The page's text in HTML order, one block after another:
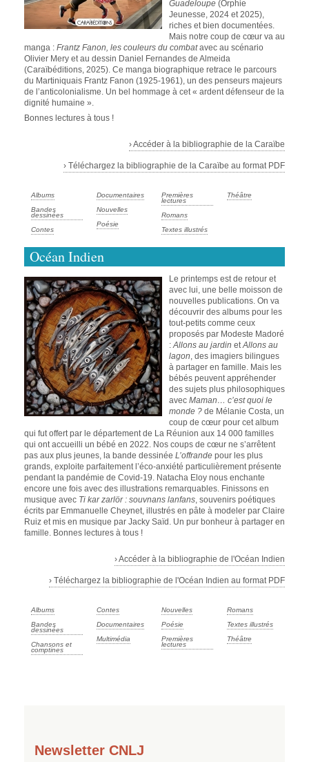
Guadeloupe (Orphie
Jeunesse, 2024 et 2025),
riches et bien documentées.
Mais notre coup de cœur va au
manga : Frantz Fanon, les couleurs du combatavec au scénario
Olivier Mery et au dessin Daniel Fernandes de Almeida
(Caraïbéditions, 2025). Ce manga biographique retrace le parcours
du Martiniquais Frantz Fanon (1925-1961), un des penseurs majeurs
de l’anticolonialisme. Un bel hommage à cet « ardent défenseur de la
dignité humaine ».
Bonnes lectures à tous !
› Accéder à la bibliographie de la Caraïbe
› Téléchargez la bibliographie de la Caraïbe au format PDF
Albums
Bandes
dessinées
Contes
Documentaires
Nouvelles
Poésie
Premières
lectures
Romans
Textes illustrés
Théâtre
Océan Indien
Le printemps est de retour et
avec lui, une belle moisson de
nouvelles publications. On va
découvrir des albums pour les
tout-petits comme ceux
proposés par Modeste Madoré
:Allons au jardin etAllons au
lagon, des imagiers bilingues
à partager en famille. Mais les
bébés peuvent appréhender
des sujets plus philosophiques
avec Maman… c’est quoi le
monde ? de Mélanie Costa, un
coup de cœur pour cet album
qui fut offert par le département de La Réunion aux 14 000 familles
qui ont accueilli un bébé en 2022. Nos coups de cœur ne s’arrêtent
pas aux plus jeunes, la bande dessinée L’offrande pour les plus
grands, exploite parfaitement l’éco-anxiété particulièrement présente
pendant la pandémie de Covid-19. Natacha Eloy nous enchante
encore une fois avec des illustrations remarquables. Finissons en
musique avec Ti kar zarlör : souvnans lanfans, souvenirs poétiques
écrits par Emmanuelle Cheynet, illustrés en pâte à modeler par Claire
Ruiz et mis en musique par Jacky Saïd. Un pur bonheur à partager en
famille. Bonnes lectures à tous !
› Accéder à la bibliographie de l'Océan Indien
› Téléchargez la bibliographie de l'Océan Indien au format PDF
Albums
Bandes
dessinées
Chansons et
comptines
Contes
Documentaires
Multimédia
Nouvelles
Poésie
Premières
lectures
Romans
Textes illustrés
Théâtre
Newsletter CNLJ